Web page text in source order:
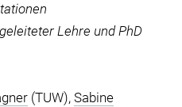
Lehre und PhD
(TUW), Sabine